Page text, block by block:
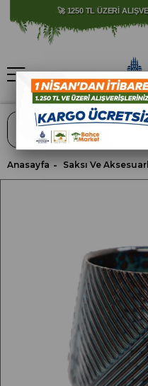
⚠️ SATIŞLARIMIZ
Anasayfa Saksı Ve